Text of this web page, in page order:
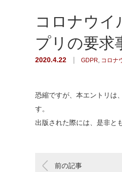
コロナウ
プリの要求
2020.4.22 GDPR, コロナ
恐縮ですが、本エントリは
す。
出版された際には、是非と
前の記事